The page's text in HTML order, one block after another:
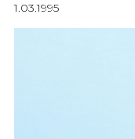
1.03.1995